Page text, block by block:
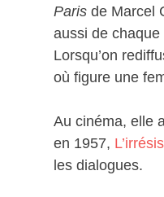
Paris de Marcel
aussi de
Lorsqu’on
où figure une
Au cinéma, elle
en 1957,
les dialogues.